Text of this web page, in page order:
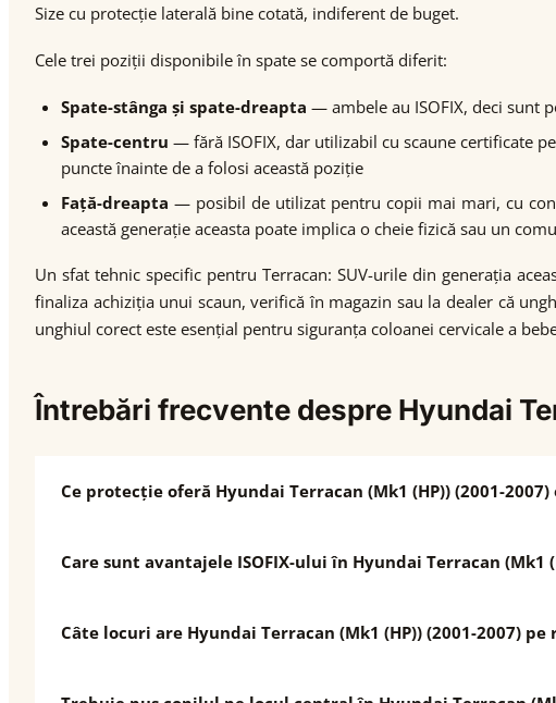
Size cu protecție laterală bine cotată, indiferent de buget.
Cele trei poziții disponibile în spate se comportă diferit:
Spate-stânga și spate-dreapta — ambele au ISOFIX, deci sunt
Spate-centru — fără ISOFIX, dar utilizabil cu scaune certificate
puncte înainte de a folosi această poziție
Față-dreapta — posibil de utilizat pentru copii mai mari, cu
această generație aceasta poate implica o cheie fizică sau un
Un sfat tehnic specific pentru Terracan: SUV-urile din generația
finaliza achiziția unui scaun, verifică în magazin sau la dealer că
unghiul corect este esențial pentru siguranța coloanei cervicale a
Întrebări frecvente despre Hyundai
Ce protecție oferă Hyundai Terracan (Mk1 (HP)) (2001-
Care sunt avantajele ISOFIX-ului în Hyundai Terracan (Mk1
Câte locuri are Hyundai Terracan (Mk1 (HP)) (2001-2007)